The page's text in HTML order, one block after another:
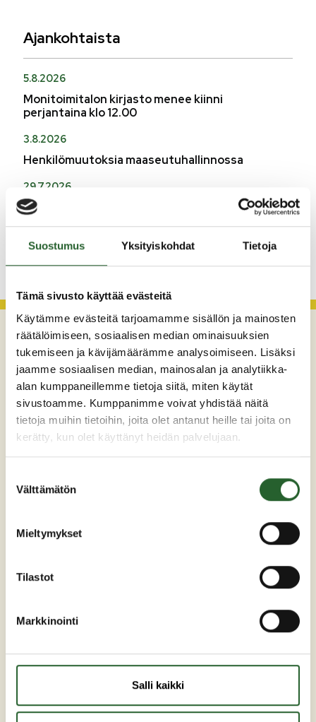
Suostumus Yksityiskohdat Tietoja
Tämä sivusto käyttää evästeitä
Käytämme evästeitä tarjoamamme sisällön ja mainosten
räätälöimiseen, sosiaalisen median ominaisuuksien
tukemiseen ja kävijämäärämme analysoimiseen. Lisäksi
jaamme sosiaalisen median, mainosalan ja analytiikka-
alan kumppaneillemme tietoja siitä, miten käytät
sivustoamme. Kumppanimme voivat yhdistää näitä
tietoja muihin tietoihin, joita olet antanut heille tai joita on
kerätty, kun olet käyttänyt heidän palvelujaan.
valinta
Välttämätön
Mieltymykset
Tilastot
Markkinointi
Salli kaikki
Ajankohtaista
5.8.2026
Monitoimitalon kirjasto menee kiinni
perjantaina klo 12.00
3.8.2026
Henkilömuutoksia maaseutuhallinnossa
29.7.2026
Asfaltointityöt taajamassa myöhästyvät
KATSO KAIKKI
Maaherrankatu 7
Asuminen ja ympäristö
Liikunta ja vapaa-aika
Matkailu